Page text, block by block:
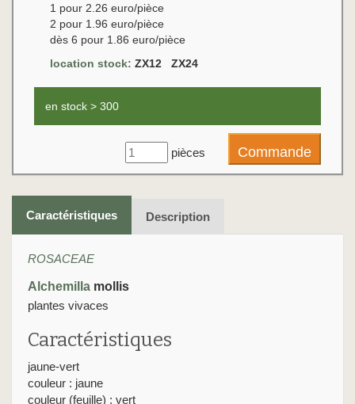
1 pour 2.26 euro/pièce
2 pour 1.96 euro/pièce
dès 6 pour 1.86 euro/pièce
location stock: ZX12 ZX24
en stock > 300
pièces
Caractéristiques Description
ROSACEAE
Alchemilla mollis
plantes vivaces
Caractéristiques
jaune-vert
couleur : jaune
couleur (feuille) : vert